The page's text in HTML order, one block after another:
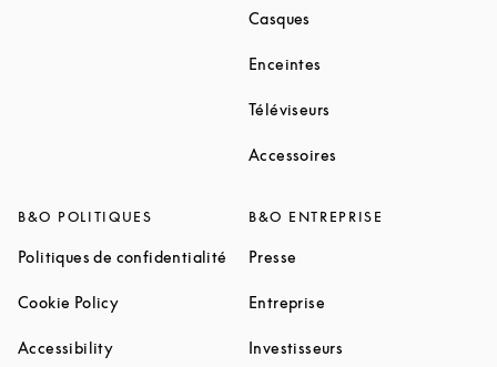
Casques
Enceintes
Téléviseurs
Accessoires
B&O POLITIQUES
Politiques de confidentialité Link Opens in New Tab
Cookie PolicyLink Opens in New Tab
AccessibilityLink Opens in New Tab
B&O ENTREPRISE
Presse
Entreprise
Investisseurs